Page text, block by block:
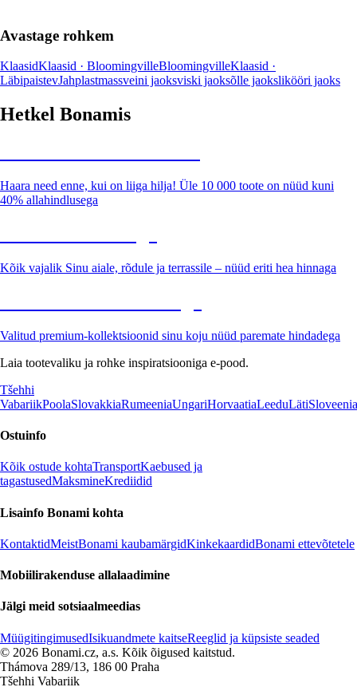
Avastage rohkem
KlaasidKlaasid · BloomingvilleBloomingvilleKlaasid ·
LäbipaistevJahplastmassveini jaoksviski jaoksõlle jaokslikööri jaoks
Hetkel Bonamis
Haara need enne, kui on liiga hilja! Üle 10 000 toote on nüüd kuni
40% allahindlusega
Kõik vajalik Sinu aiale, rõdule ja terrassile – nüüd eriti hea hinnaga
Valitud premium-kollektsioonid sinu koju nüüd paremate hindadega
Laia tootevaliku ja rohke inspiratsiooniga e-pood.
Tšehhi
VabariikPoolaSlovakkiaRumeeniaUngariHorvaatiaLeeduLätiSloveenia
Ostuinfo
Kõik ostude kohtaTransportKaebused ja
tagastusedMaksmineKrediidid
Lisainfo Bonami kohta
KontaktidMeistBonami kaubamärgidKinkekaardidBonami ettevõtetele
Mobiilirakenduse allalaadimine
Jälgi meid sotsiaalmeedias
MüügitingimusedIsikuandmete kaitseReeglid ja küpsiste seaded
© 2026 Bonami.cz, a.s. Kõik õigused kaitstud.
Thámova 289/13, 186 00 Praha
Tšehhi Vabariik